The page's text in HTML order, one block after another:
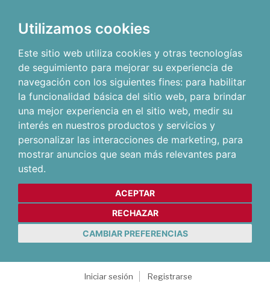
Utilizamos cookies
Este sitio web utiliza cookies y otras tecnologías
de seguimiento para mejorar su experiencia de
navegación con los siguientes fines: para habilitar
la funcionalidad básica del sitio web, para brindar
una mejor experiencia en el sitio web, medir su
interés en nuestros productos y servicios y
personalizar las interacciones de marketing, para
mostrar anuncios que sean más relevantes para
usted.
ACEPTAR
RECHAZAR
CAMBIAR PREFERENCIAS
Iniciar sesión
Registrarse